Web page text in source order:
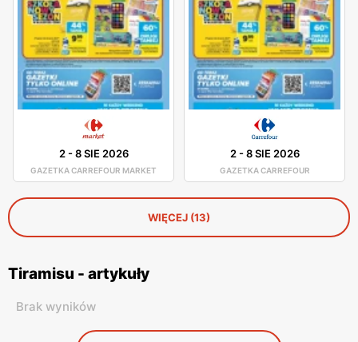
2-8 SIE 2026
GAZETKA CARREFOUR MARKET
2-8 SIE 2026
GAZETKA CARREFOUR
WIĘCEJ (13)
Tiramisu - artykuły
Brak wyników